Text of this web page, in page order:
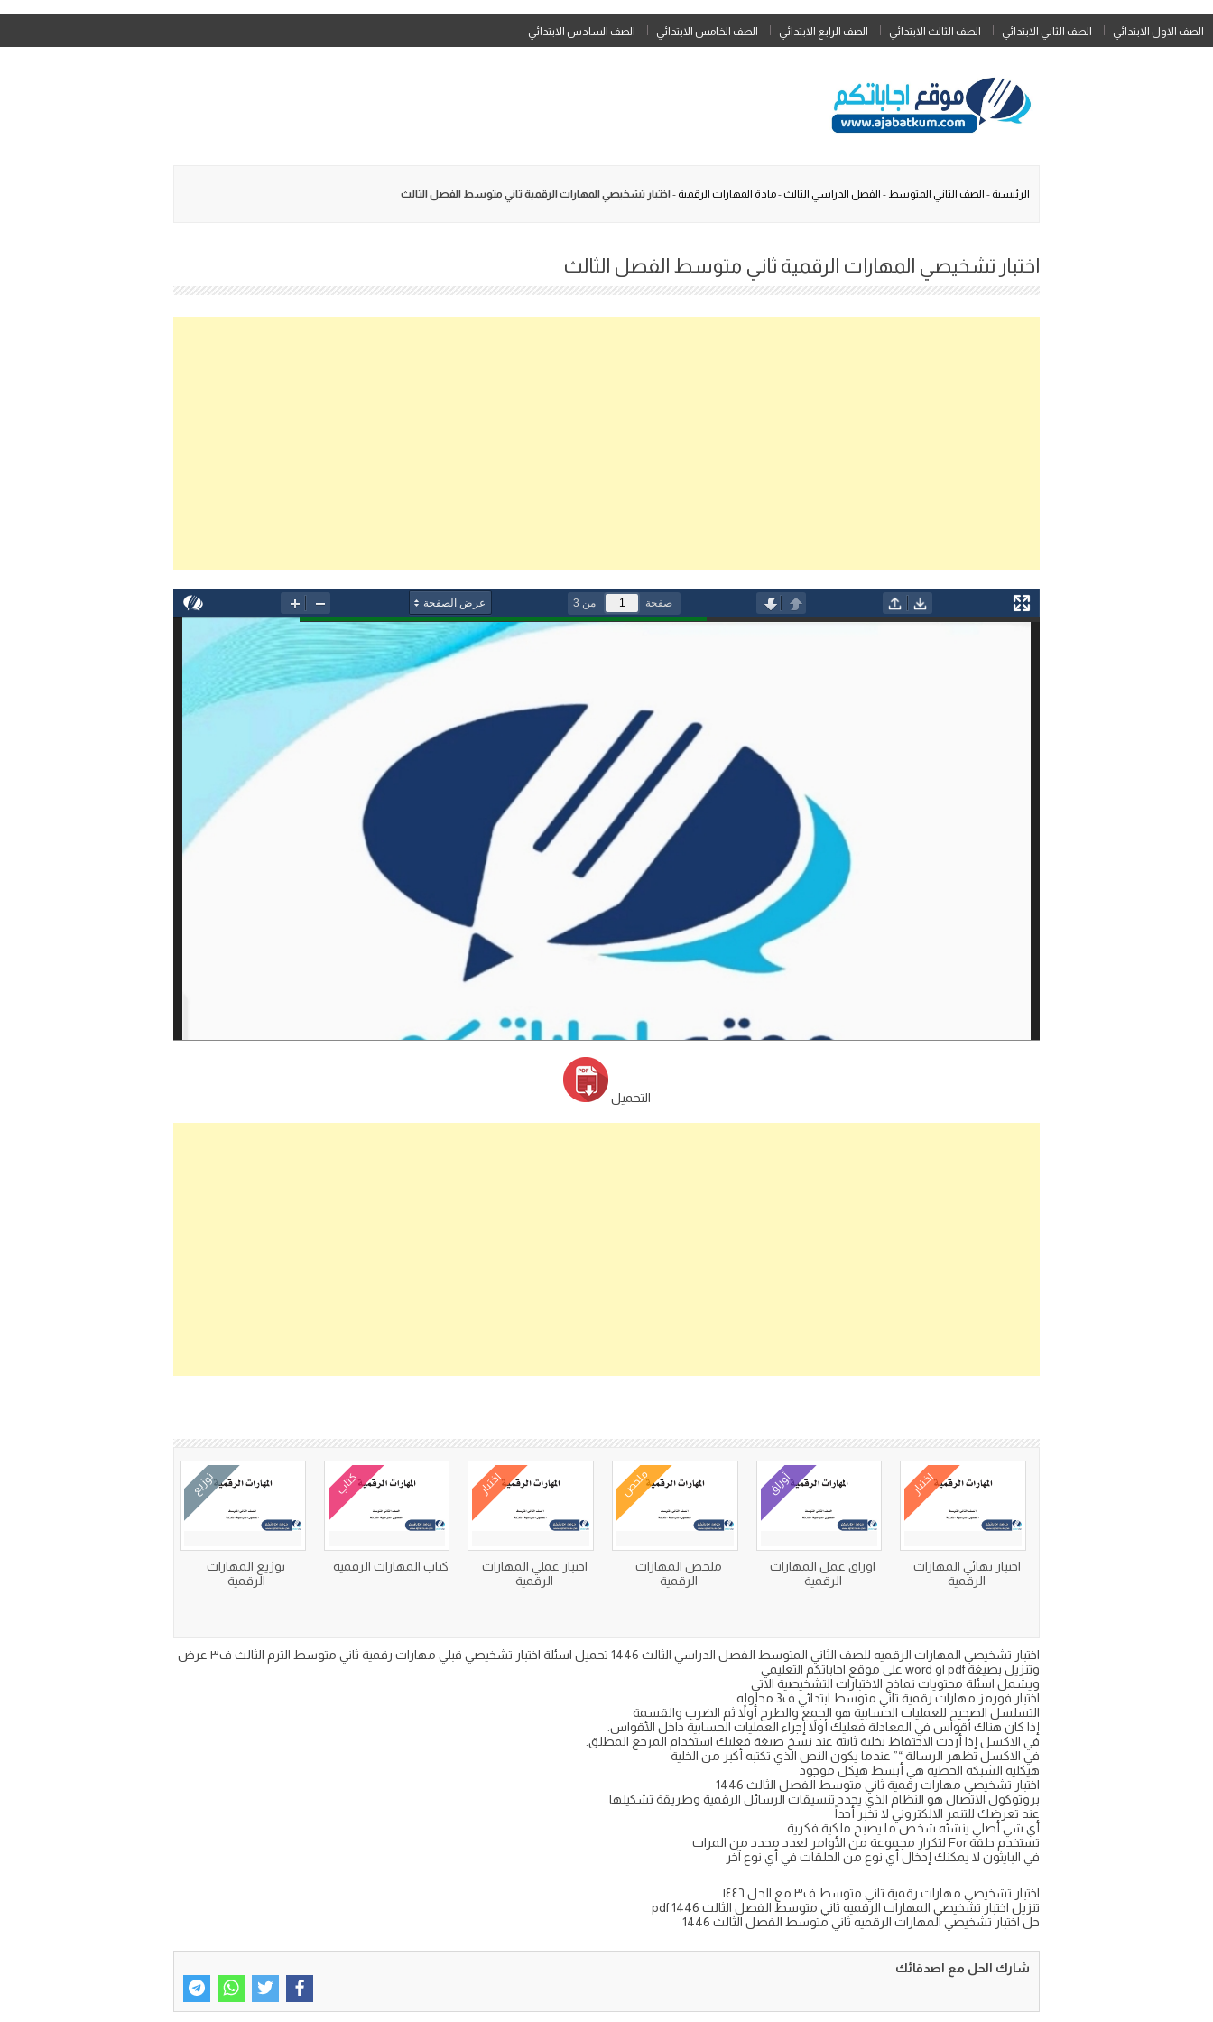
Skip
to
الصف الاول الابتدائي الصف الثاني الابتدائي الصف الثالث الابتدائي الصف الرابع الابتدائي الصف الخامس الابتدائي الصف السادس الابتدائي
الرئيسية - الصف الثاني المتوسط - الفصل الدراسي الثالث-مادة المهارات الرقمية - اختبار تشخيصي المهارات الرقمية ثاني متوسط الفصل الثالث
اختبار تشخيصي المهارات الرقمية ثاني متوسط الفصل الثالث
التحميل
اختبار
اختبار نهائي المهارات
الرقمية
أوراق
اوراق عمل المهارات
الرقمية
ملخص
ملخص المهارات
الرقمية
اختبار
اختبار عملي المهارات
الرقمية
كتاب
كتاب المهارات الرقمية
توزيع
توزيع المهارات
الرقمية
اختبار تشخيصي المهارات الرقميه للصف الثاني المتوسط الفصل الدراسي الثالث 1446 تحميل اسئلة اختبار تشخيصي قبلي مهارات رقمية ثاني متوسط الترم الثالث ف٣ عرض
وتنزيل بصيغة pdf او word على موقع اجاباتكم التعليمي
ويشمل اسئلة محتويات نماذج الاختبارات التشخيصية الاتي
اختبار فورمز مهارات رقمية ثاني متوسط ابتدائي ف3 محلوله
التسلسل الصحيح للعمليات الحسابية هو الجمع والطرح أولاً ثم الضرب والقسمة
إذا كان هناك أقواس في المعادلة فعليك أولاً إجراء العمليات الحسابية داخل الأقواس.
في الاكسل إذا أردت الاحتفاظ بخلية ثابتة عند نسخ صيغة فعليك استخدام المرجع المطلق.
في الاكسل تظهر الرسالة “” عندما يكون النص الذي تكتبه أكبر من الخلية
هيكلية الشبكة الخطية هي أبسط هيكل موجود
اختبار تشخيصي مهارات رقمية ثاني متوسط الفصل الثالث 1446
بروتوكول الاتصال هو النظام الذي يحدد تنسيقات الرسائل الرقمية وطريقة تشكيلها
عند تعرضك للتنمر الالكتروني لا تخبر أحداً
أي شي أصلي ينشئه شخص ما يصبح ملكية فكرية
تستخدم حلقة For لتكرار مجموعة من الأوامر لعدد محدد من المرات
في البايثون لا يمكنك إدخال أي نوع من الحلقات في أي نوع آخر
اختبار تشخيصي مهارات رقمية ثاني متوسط ف٣ مع الحل ١٤٤٦
تنزيل اختبار تشخيصي المهارات الرقميه ثاني متوسط الفصل الثالث pdf 1446
حل اختبار تشخيصي المهارات الرقميه ثاني متوسط الفصل الثالث 1446
شارك الحل مع اصدقائك